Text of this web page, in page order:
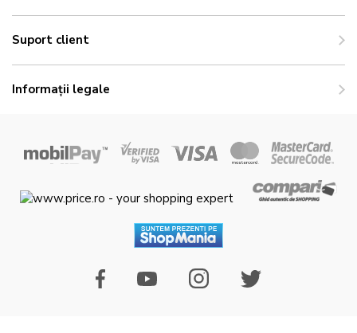
Suport client
Informații legale